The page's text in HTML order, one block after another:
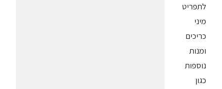
לתפריט
מיני
כריכים
ומנות
נוספות
כגון